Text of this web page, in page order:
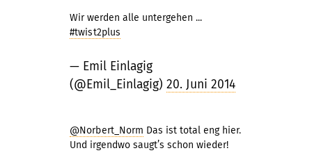
Wir werden alle untergehen ...
#twist2plus
— Emil Einlagig
(@Emil_Einlagig) 20. Juni 2014
@Norbert_Norm Das ist total eng hier.
Und irgendwo saugt’s schon wieder!